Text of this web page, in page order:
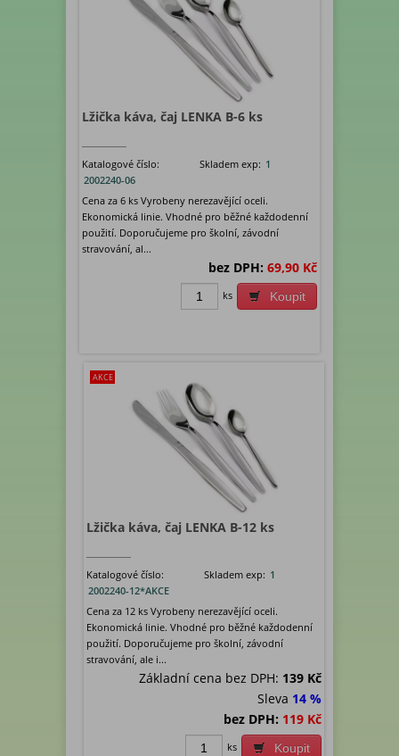
Lžička káva, čaj LENKA B-6 ks
Katalogové číslo:
2002240-06
Skladem exp: 1
Cena za 6 ks Vyrobeny nerezavějící oceli.
Ekonomická linie. Vhodné pro běžné každodenní
použití. Doporučujeme pro školní, závodní
stravování, al...
bez DPH: 69,90 Kč
Koupit
ks
AKCE
Lžička káva, čaj LENKA B-12 ks
Katalogové číslo:
2002240-12*AKCE
Skladem exp: 1
Cena za 12 ks Vyrobeny nerezavějící oceli.
Ekonomická linie. Vhodné pro běžné každodenní
použití. Doporučujeme pro školní, závodní
stravování, ale i...
Základní cena bez DPH: 139 Kč
Sleva 14 %
bez DPH: 119 Kč
Koupit
ks